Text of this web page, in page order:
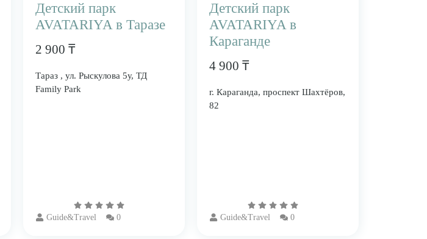
Детский парк
AVATARIYA в Таразе
2 900 ₸
Тараз , ул. Рыскулова 5у, ТД
Family Park
Guide&Travel 0
Детский парк
AVATARIYA в
Караганде
4 900 ₸
г. Караганда, проспект Шахтёров,
82
Guide&Travel 0